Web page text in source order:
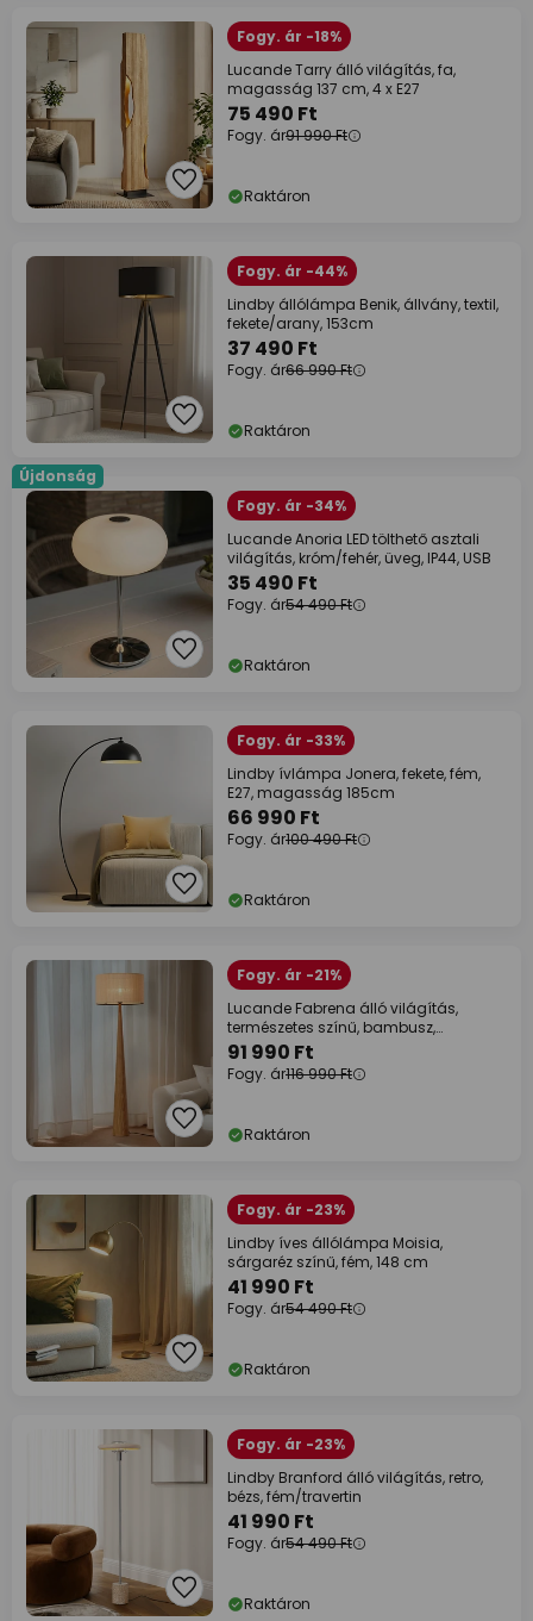
Fogy. ár -18%
Lucande Tarry álló világítás, fa,
magasság 137 cm, 4 x E27
75 490 Ft
Fogy. ár91 990 Ft
Raktáron
Fogy. ár -44%
Lindby állólámpa Benik, állvány, textil,
fekete/arany, 153cm
37 490 Ft
Fogy. ár66 990 Ft
Raktáron
Újdonság
Fogy. ár -34%
Lucande Anoria LED tölthető asztali
világítás, króm/fehér, üveg, IP44, USB
35 490 Ft
Fogy. ár54 490 Ft
Raktáron
Fogy. ár -33%
Lindby ívlámpa Jonera, fekete, fém,
E27, magasság 185cm
66 990 Ft
Fogy. ár100 490 Ft
Raktáron
Fogy. ár -21%
Lucande Fabrena álló világítás,
természetes színű, bambusz,
magasság 138 cm
91 990 Ft
Fogy. ár116 990 Ft
Raktáron
Fogy. ár -23%
Lindby íves állólámpa Moisia,
sárgaréz színű, fém, 148 cm
41 990 Ft
Fogy. ár54 490 Ft
Raktáron
Fogy. ár -23%
Lindby Branford álló világítás, retro,
bézs, fém/travertin
41 990 Ft
Fogy. ár54 490 Ft
Raktáron